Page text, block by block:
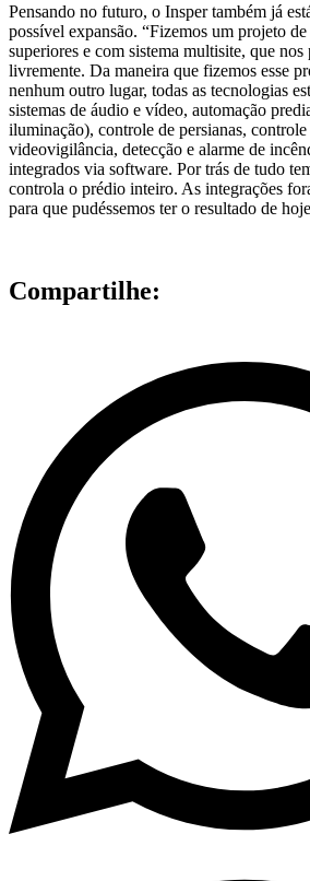
Pensando no futuro, o Insper também já
possível expansão. “Fizemos um projeto
superiores e com sistema multisite, que
livremente. Da maneira que fizemos esse
nenhum outro lugar, todas as tecnologias
sistemas de áudio e vídeo, automação
iluminação), controle de persianas, controle
videovigilância, detecção e alarme de
integrados via software. Por trás de tudo
controla o prédio inteiro. As integrações
para que pudéssemos ter o resultado de
Compartilhe: